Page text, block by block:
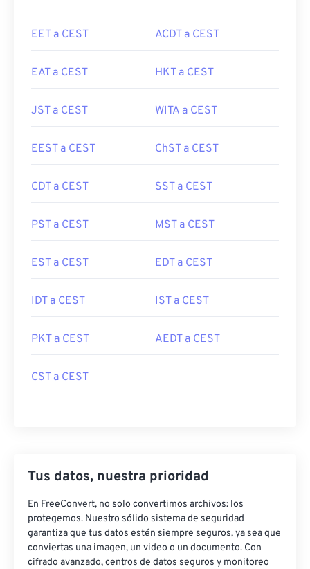
EET a CEST ACDT a CEST
EAT a CEST HKT a CEST
JST a CEST WITA a CEST
EEST a CEST ChST a CEST
CDT a CEST SST a CEST
PST a CEST MST a CEST
EST a CEST EDT a CEST
IDT a CEST IST a CEST
PKT a CEST AEDT a CEST
CST a CEST
Tus datos, nuestra prioridad
En FreeConvert, no solo convertimos archivos: los
protegemos. Nuestro sólido sistema de seguridad
garantiza que tus datos estén siempre seguros, ya sea que
conviertas una imagen, un video o un documento. Con
cifrado avanzado, centros de datos seguros y monitoreo